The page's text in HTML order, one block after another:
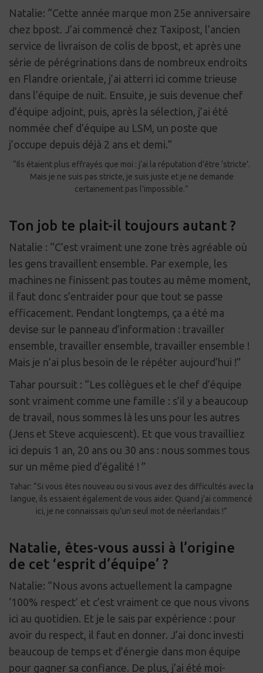
Natalie: “Cette année marque mon 25e anniversaire
chez bpost. J’ai commencé chez Taxipost, l’ancien
service de livraison de colis de bpost, et après une
série de pérégrinations dans de nombreux endroits
en Flandre orientale, j’ai atterri ici comme trieuse
dans l’équipe de nuit. Ensuite, je suis devenue chef
d’équipe adjoint, puis, après la sélection, j’ai été
nommée chef d’équipe au LSM, un poste que
j’occupe depuis déjà 2 ans et demi.”
“Ils étaient plus effrayés que moi : j’ai la réputation d’être ‘stricte’.
Mais je ne suis pas stricte, je suis juste et je ne demande
certainement pas l’impossible.”
Ton job te plait-il toujours autant ?
Natalie : “C’est vraiment une zone très agréable où
les gens travaillent ensemble. Par exemple, les
machines ne finissent pas toutes au même moment,
il faut donc s’entraider pour que tout se passe
efficacement. Pendant longtemps, ça a été ma
devise sur le panneau d’information : travailler
ensemble, travailler ensemble, travailler ensemble !
Mais je n’ai plus besoin de le répéter aujourd’hui !”
Tahar poursuit : “Les collègues et le chef d’équipe
sont vraiment comme une famille : s’il y a beaucoup
de travail, nous sommes là les uns pour les autres
(Jens et Steve acquiescent). Et que vous travailliez
ici depuis 1 an, 20 ans ou 30 ans : nous sommes tous
sur un même pied d’égalité ! ”
Tahar: “Si vous êtes nouveau ou si vous avez des difficultés avec la
langue, ils essaient également de vous aider. Quand j’ai commencé
ici, je ne connaissais qu’un seul mot de néerlandais !”
Natalie, êtes-vous aussi à l’origine
de cet ‘esprit d’équipe’ ?
Natalie: “Nous avons actuellement la campagne
‘100% respect’ et c’est vraiment ce que nous vivons
ici au quotidien. Et je le sais par expérience : pour
avoir du respect, il faut en donner. J’ai donc investi
beaucoup de temps et d’énergie dans mon équipe
pour gagner sa confiance. De plus, j’ai été moi-